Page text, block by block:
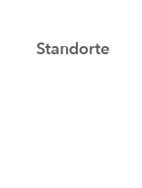
Standorte